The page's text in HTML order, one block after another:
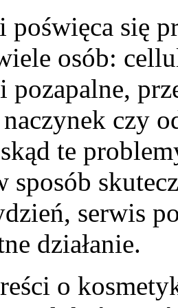
poświęca się
osób:
pozapalne,
czy
te
serwis
działanie.
o